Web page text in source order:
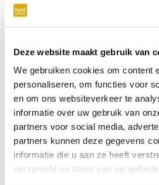
Deze website maakt gebruik van
We gebruiken cookies om content
personaliseren, om functies voor
en om ons websiteverkeer te
informatie over uw gebruik van
partners voor social media,
partners kunnen deze gegevens
informatie die u aan ze heeft
verzameld op basis van uw
verplicht
niet verplicht
Datum:14-06-2026
Tijdstip:
Verkooppunt